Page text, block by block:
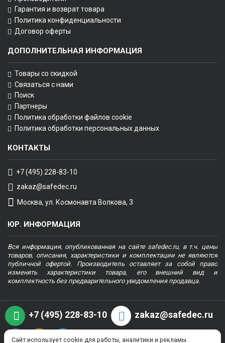
Гарантия и возврат товара
Политика конфиденциальности
Договор оферты
ДОПОЛНИТЕЛЬНАЯ ИНФОРМАЦИЯ
Товары со скидкой
Связаться с нами
Поиск
Партнеры
Политика обработки файлов cookie
Политика обработки персональных данных
КОНТАКТЫ
+7 (495) 228-83-10
zakaz@safedec.ru
Москва, ул. Космонавта Волкова, 3
ЮР. ИНФОРМАЦИЯ
Вся информация, опубликованная на сайте safedec.ru, в т.ч. цены
товаров, описания, характеристики и комплектации не являются
публичной офертой. Производитель оставляет за собой право
изменять характеристики товара, его внешний вид и
комплектность без предварительного уведомления продавца.
+7 (495) 228-83-10 zakaz@safedec.ru
Сайт использует cookie для работы, аналитики и рекламы.